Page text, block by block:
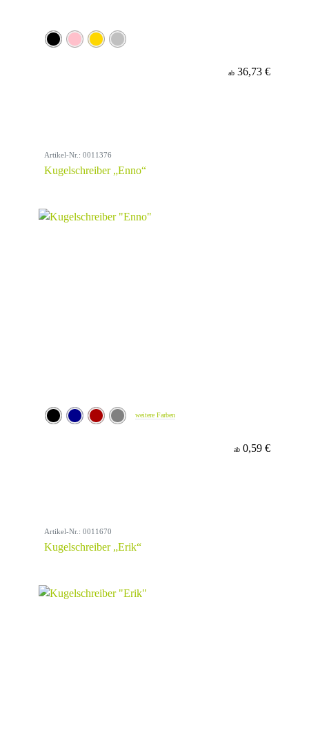
ab 36,73 €
Artikel-Nr.: 0011376
Kugelschreiber „Enno“
weitere Farben
ab 0,59 €
Artikel-Nr.: 0011670
Kugelschreiber „Erik“